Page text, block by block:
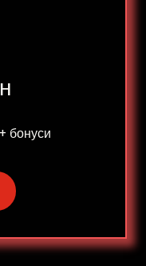
бонуси